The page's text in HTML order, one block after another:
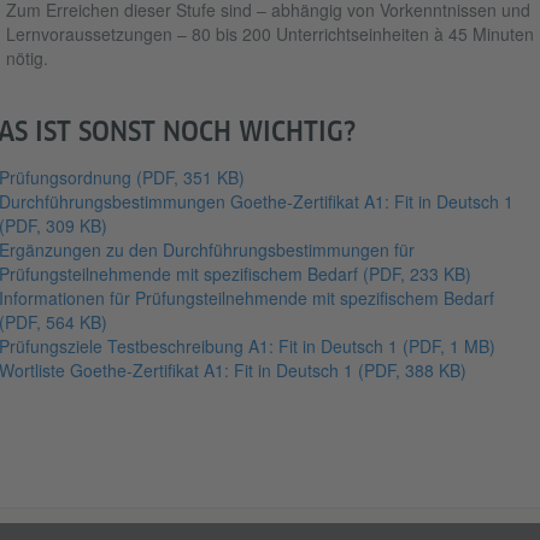
Zum Erreichen dieser Stufe sind – abhängig von Vorkenntnissen und
Lernvoraussetzungen – 80 bis 200 Unterrichtseinheiten à 45 Minuten
nötig.
IST SONST NOCH WICHTIG?
(PDF, 351 KB)
Goethe-Zertifikat A1: Fit in Deutsch 1
309 KB)
zu den Durchführungsbestimmungen für
mit spezifischem Bedarf (PDF, 233 KB)
für Prüfungsteilnehmende mit spezifischem Bedarf
564 KB)
Testbeschreibung A1: Fit in Deutsch 1 (PDF, 1 MB)
Goethe-Zertifikat A1: Fit in Deutsch 1 (PDF, 388 KB)